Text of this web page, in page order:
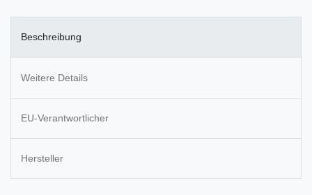
Beschreibung
Weitere Details
EU-Verantwortlicher
Hersteller